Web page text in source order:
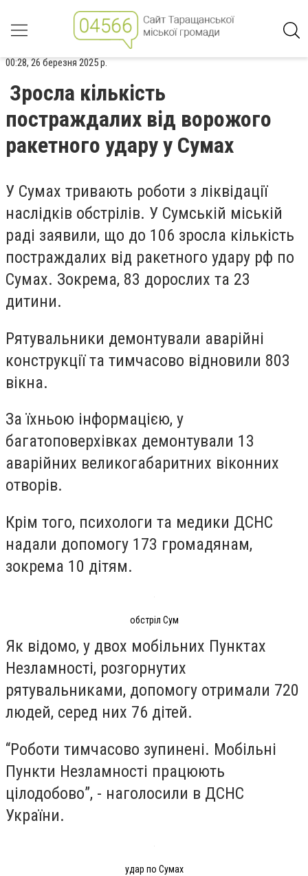
00:28, 26 березня 2025 р.
Зросла кількість
постраждалих від ворожого
ракетного удару у Сумах
У Сумах тривають роботи з ліквідації
наслідків обстрілів. У Сумській міській
раді заявили, що до 106 зросла кількість
постраждалих від ракетного удару рф по
Сумах. Зокрема, 83 дорослих та 23
дитини.
Рятувальники демонтували аварійні
конструкції та тимчасово відновили 803
вікна.
За їхньою інформацією, у
багатоповерхівках демонтували 13
аварійних великогабаритних віконних
отворів.
Крім того, психологи та медики ДСНС
надали допомогу 173 громадянам,
зокрема 10 дітям.
обстріл Сум
Як відомо, у двох мобільних Пунктах
Незламності, розгорнутих
рятувальниками, допомогу отримали 720
людей, серед них 76 дітей.
“Роботи тимчасово зупинені. Мобільні
Пункти Незламності працюють
цілодобово”, - наголосили в ДСНС
України.
удар по Сумах